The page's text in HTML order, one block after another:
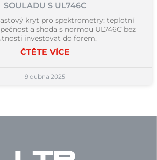
SOULADU S UL746C
kryt pro spektrometry: teplotní
a shoda s normou UL746C bez
investovat do forem.
ČTĚTE VÍCE
9 dubna 2025